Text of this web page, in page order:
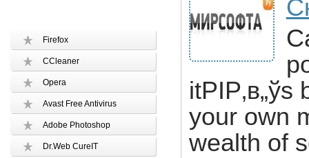
Firefox
CCleaner
Opera
Avast Free Antivirus
Adobe Photoshop
Dr.Web CureIT
your own
wealth of